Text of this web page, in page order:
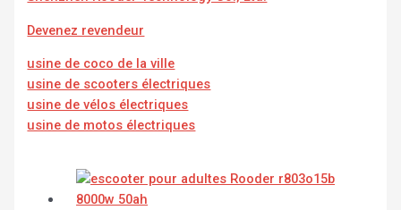
Devenez revendeur
usine de coco de la ville
usine de scooters électriques
usine de vélos électriques
usine de motos électriques